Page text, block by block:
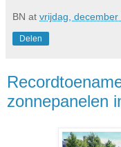
BN at vrijdag, december
Delen
zonnepanelen